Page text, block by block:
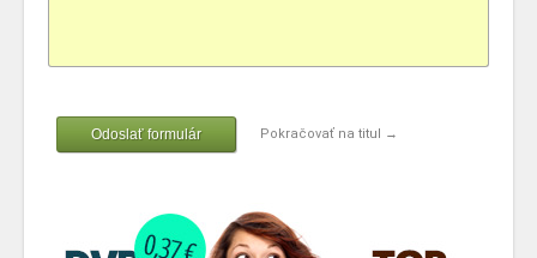
Odoslať formulár Pokračovať na titul →